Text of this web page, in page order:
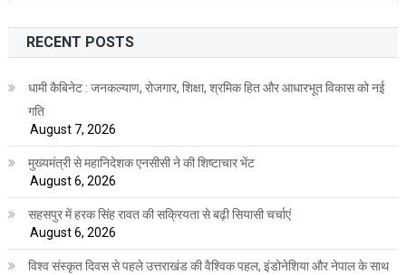
RECENT POSTS
धामी कैबिनेट : जनकल्याण, रोजगार, शिक्षा, श्रमिक हित और आधारभूत विकास को नई
गति
August 7, 2026
मुख्यमंत्री से महानिदेशक एनसीसी ने की शिष्टाचार भेंट
August 6, 2026
सहसपुर में हरक सिंह रावत की सक्रियता से बढ़ी सियासी चर्चाएं
August 6, 2026
विश्व संस्कृत दिवस से पहले उत्तराखंड की वैश्विक पहल, इंडोनेशिया और नेपाल के साथ